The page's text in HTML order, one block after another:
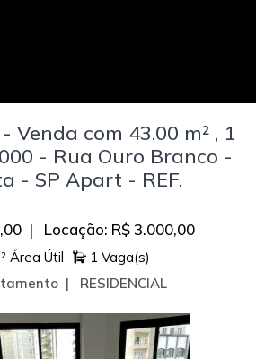
com 43.00 m² , 1
- Rua Ouro Branco -
- SP Apart - REF.
| Locação: R$ 3.000,00
Área Útil
1 Vaga(s)
| RESIDENCIAL